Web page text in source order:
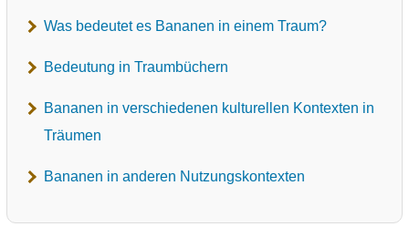
Was bedeutet es Bananen in einem Traum?
Bedeutung in Traumbüchern
Bananen in verschiedenen kulturellen Kontexten in
Träumen
Bananen in anderen Nutzungskontexten